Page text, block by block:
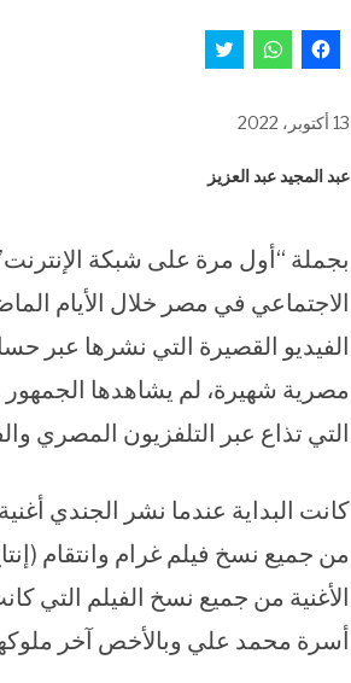
للمشاركة
في
نافذة
للمشاركة
في 13 أكتوبر، 2022
عبد المجيد عبد العزيز
بجملة “أول مرة على شبكة
الاجتماعي في مصر خلال الأيام
الفيديو القصيرة التي نشرها عبر
مصرية شهيرة، لم يشاهدها
التي تذاع عبر التلفزيون المصري
كانت البداية عندما نشر الجندي
أسرة محمد علي وبالأخص آخر